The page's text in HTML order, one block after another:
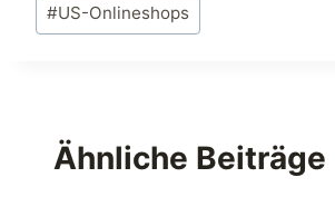
#US-Onlineshops
Ähnliche Beiträge